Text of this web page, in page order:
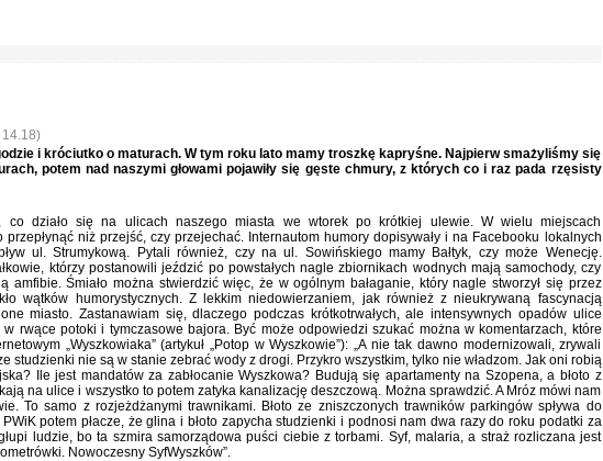
i króciutko o maturach. W tym roku lato mamy troszkę kapryśne. Najpierw smażyliśmy się
potem nad naszymi głowami pojawiły się gęste chmury, z których co i raz pada rzęsisty
co działo się na ulicach naszego miasta we wtorek po krótkiej ulewie. W wielu miejscach
przepłynąć niż przejść, czy przejechać. Internautom humory dopisywały i na Facebooku lokalnych
ul. Strumykową. Pytali również, czy na ul. Sowińskiego mamy Bałtyk, czy może Wenecję.
którzy postanowili jeździć po powstałych nagle zbiornikach wodnych mają samochody, czy
amfibie. Śmiało można stwierdzić więc, że w ogólnym bałaganie, który nagle stworzył się przez
wątków humorystycznych. Z lekkim niedowierzaniem, jak również z nieukrywaną fascynacją
miasto. Zastanawiam się, dlaczego podczas krótkotrwałych, ale intensywnych opadów ulice
rwące potoki i tymczasowe bajora. Być może odpowiedzi szukać można w komentarzach, które
„Wyszkowiaka” (artykuł „Potop w Wyszkowie”): „A nie tak dawno modernizowali, zrywali
studzienki nie są w stanie zebrać wody z drogi. Przykro wszystkim, tylko nie władzom. Jak oni robią
Ile jest mandatów za zabłocanie Wyszkowa? Budują się apartamenty na Szopena, a błoto z
na ulice i wszystko to potem zatyka kanalizację deszczową. Można sprawdzić. A Mróz mówi nam
To samo z rozjeżdżanymi trawnikami. Błoto ze zniszczonych trawników parkingów spływa do
potem płacze, że glina i błoto zapycha studzienki i podnosi nam dwa razy do roku podatki za
ludzie, bo ta szmira samorządowa puści ciebie z torbami. Syf, malaria, a straż rozliczana jest
Nowoczesny SyfWyszków”.